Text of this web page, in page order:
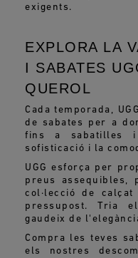
exigents.
EXPLORA LA
I SABATES
QUEROL
Cada temporada,
de sabates per a
fins a sabatilles i
sofisticació i la
UGG esforça per
preus assequibles,
col·lecció de
pressupost. Tria
gaudeix de
Compra les teves
els nostres